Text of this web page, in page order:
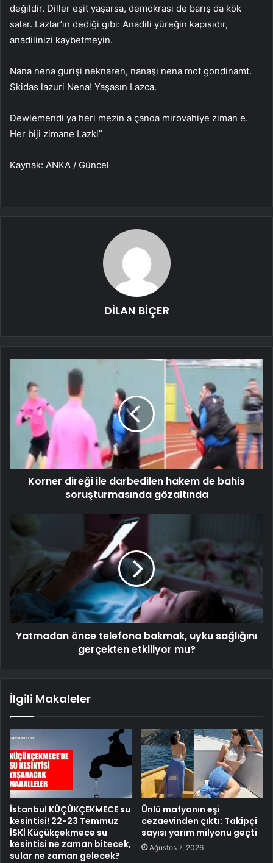
değildir. Diller eşit yaşarsa, demokrasi de barış da kök
salar. Lazlar’ın dediği gibi: Anadili yüreğin kapısıdır,
anadilinizi kaybetmeyin.
Nana nena gurişi neknaren, nanaşi nena mot gondinamt.
Skidas lazuri Nena! Yaşasın Lazca.
Dewlemendi ya heri mezin a çanda mirovahiye ziman e.
Her biji zimane Lazki”
Kaynak: ANKA / Güncel
DİLAN BİÇER
Korner direği ile darbedilen hakem de bahis
soruşturmasında gözaltında
Yatmadan önce telefona bakmak, uyku sağlığını
gerçekten etkiliyor mu?
İlgili Makaleler
İstanbul KÜÇÜKÇEKMECE su
kesintisi! 22-23 Temmuz
İSKİ Küçükçekmece su
kesintisi ne zaman bitecek,
sular ne zaman gelecek?
Ünlü mafyanın eşi
cezaevinden çıktı: Takipçi
sayısı yarım milyonu geçti
Ağustos 7, 2026